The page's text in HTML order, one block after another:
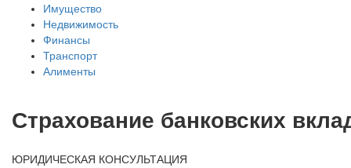
Имущество
Недвижимость
Финансы
Транспорт
Алименты
Страхование банковских
ЮРИДИЧЕСКАЯ КОНСУЛЬТАЦИЯ